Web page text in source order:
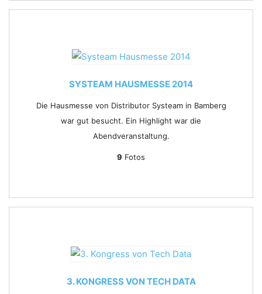
SYSTEAM HAUSMESSE 2014
Die Hausmesse von Distributor Systeam in Bamberg
war gut besucht. Ein Highlight war die
Abendveranstaltung.
9 Fotos
3. KONGRESS VON TECH DATA